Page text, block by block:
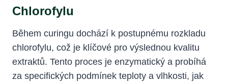
Chlorofylu
Během curingu dochází k postupnému rozkladu
chlorofylu, což je klíčové pro výslednou kvalitu
extraktů. Tento proces je enzymatický a probíhá
za specifických podmínek teploty a vlhkosti, jak